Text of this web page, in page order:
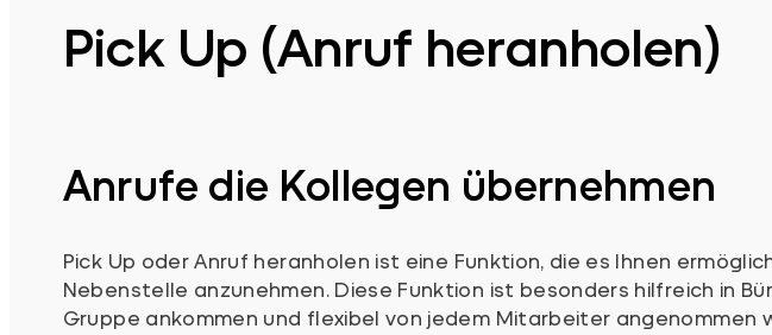
Pick Up (Anruf heranholen)
Anrufe die Kollegen übernehmen
Pick Up oder Anruf heranholen ist eine Funktion, die es Ihnen
Nebenstelle anzunehmen. Diese Funktion ist besonders hilfreich in
Gruppe ankommen und flexibel von jedem Mitarbeiter angenommen